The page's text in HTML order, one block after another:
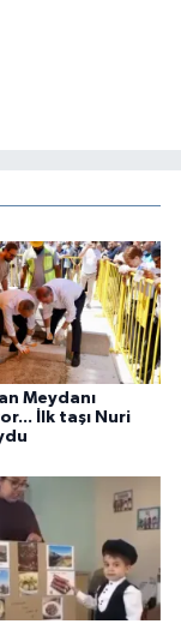
Meydanı
İlk taşı Nuri